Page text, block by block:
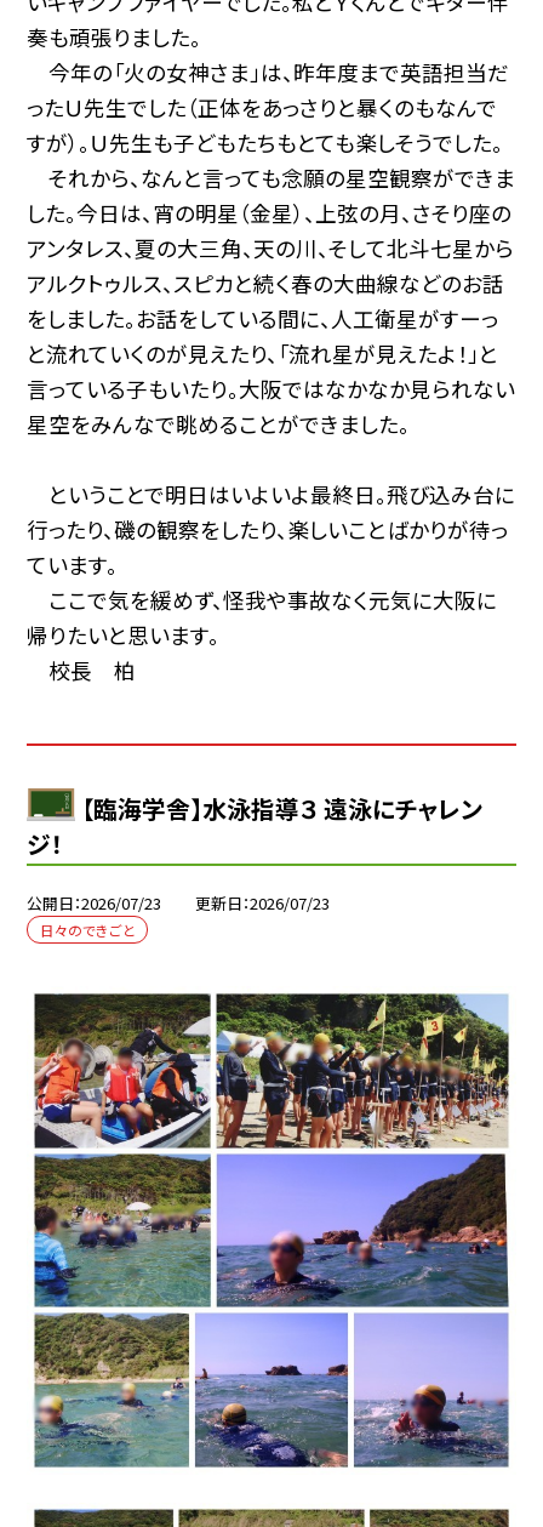
奏も頑張りました。
今年の「火の女神さま」は、昨年度まで英語担当だ
ったＵ先生でした（正体をあっさりと暴くのもなんで
すが）。Ｕ先生も子どもたちもとても楽しそうでした。
それから、なんと言っても念願の星空観察ができま
した。今日は、宵の明星（金星）、上弦の月、さそり座の
アンタレス、夏の大三角、天の川、そして北斗七星から
アルクトゥルス、スピカと続く春の大曲線などのお話
をしました。お話をしている間に、人工衛星がすーっ
と流れていくのが見えたり、「流れ星が見えたよ！」と
言っている子もいたり。大阪ではなかなか見られない
星空をみんなで眺めることができました。
ということで明日はいよいよ最終日。飛び込み台に
行ったり、磯の観察をしたり、楽しいことばかりが待っ
ています。
ここで気を緩めず、怪我や事故なく元気に大阪に
帰りたいと思います。
校長 柏
【臨海学舎】水泳指導３ 遠泳にチャレン
ジ！
公開日 2026/07/23 更新日 2026/07/23
日々のできごと